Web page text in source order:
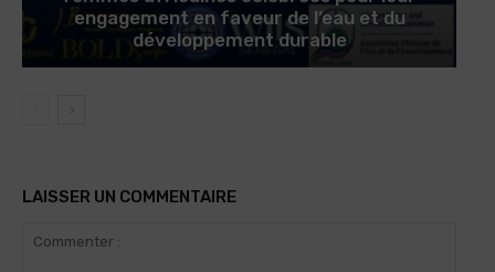
engagement en faveur de l’eau et du
développement durable
LAISSER UN COMMENTAIRE